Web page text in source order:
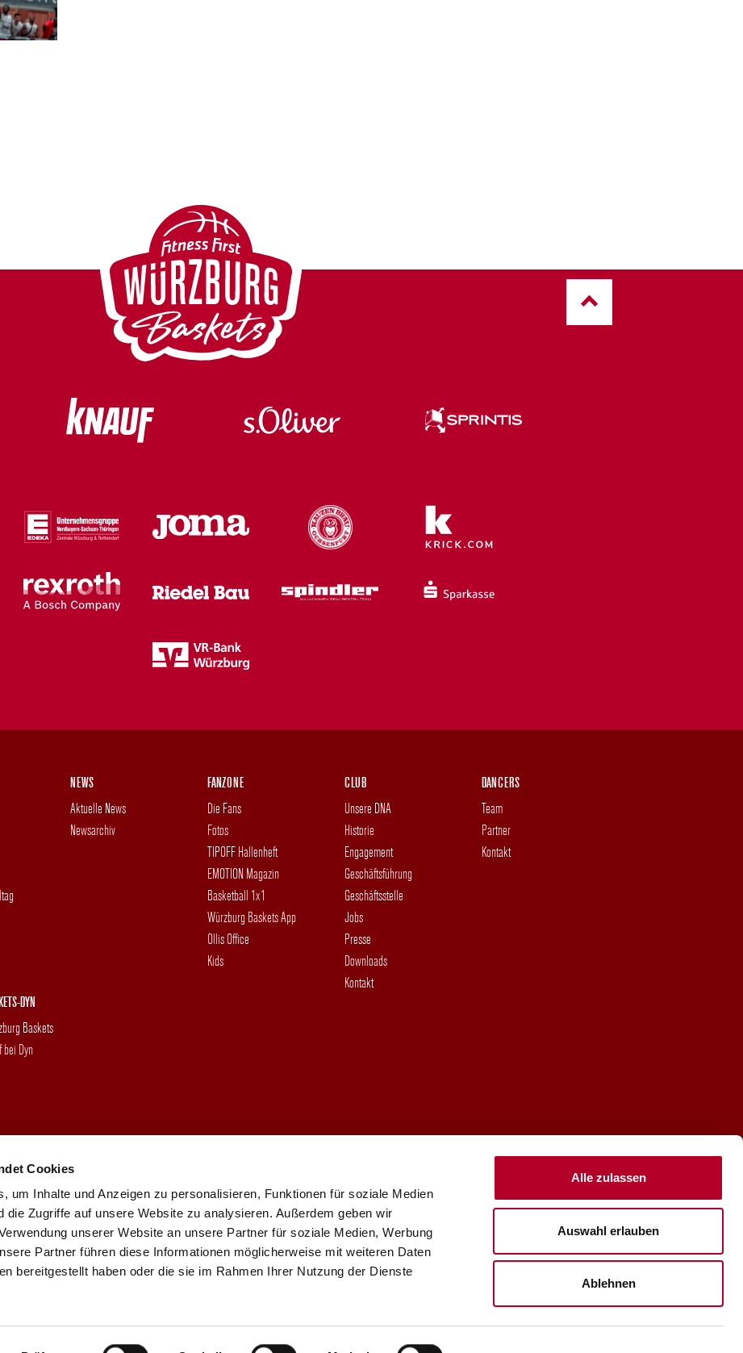
Cookies
um Inhalte und Anzeigen zu personalisieren, Funktionen für soziale Medien
die Zugriffe auf unsere Website zu analysieren. Außerdem geben wir
unserer Website an unsere Partner für soziale Medien, Werbung
Partner führen diese Informationen möglicherweise mit weiteren Daten
bereitgestellt haben oder die sie im Rahmen Ihrer Nutzung der Dienste
Alle zulassen
Auswahl erlauben
Ablehnen
NEWS
Aktuelle News
Newsarchiv
FANZONE
Die Fans
Fotos
TIPOFF Hallenheft
EMOTION Magazin
Basketball 1x1
Würzburg Baskets App
Ollis Office
Kids
CLUB
Unsere DNA
Historie
Engagement
Geschäftsführung
Geschäftsstelle
Jobs
Presse
Downloads
Kontakt
DANCERS
Team
Partner
Kontakt
DYN
Baskets
bei Dyn
KONTAKT IMPRESSUM DATENSCHUTZ SITEMAP